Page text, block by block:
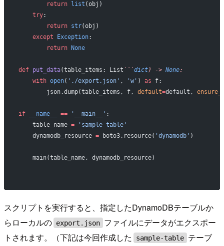
        return
list (obj)
    try
:
        return
str(obj)
    except
Exception:
        return
None
def put_data(table_items: List ```dict) -> None:
    with
open( './export.json' , 'w' ) as f:
        json.dump(table_items, f,
default=default,
if __name__ == '__main__' :
    table_name
= 'sample-table'
    dynamodb_resource
= boto3.resource( 'dynamodb' )
    main(table_name, dynamodb_resource)
スクリプトを実行すると、指定したDynamoDBテーブルか
らローカルの export.json ファイルにデータがエクスポー
トされます。（下記は今回作成した
sample-table テーブ